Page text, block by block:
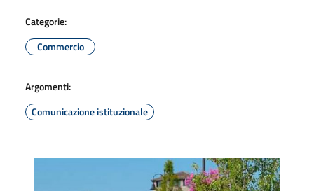
Categorie:
Commercio
Argomenti:
Comunicazione istituzionale